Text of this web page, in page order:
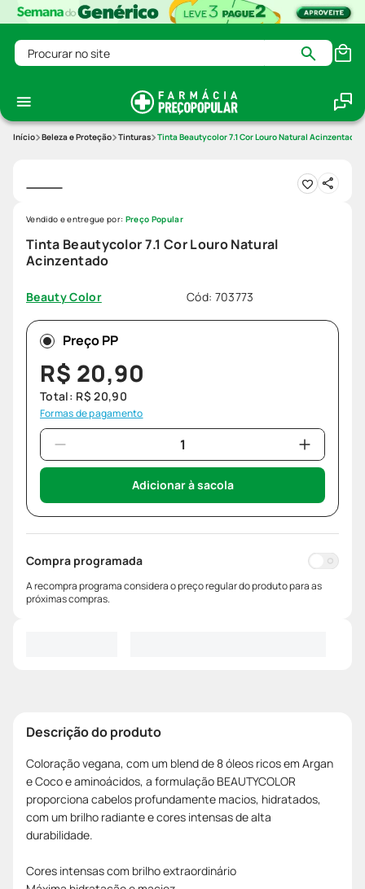
Procurar no site
Beleza e Proteção Tinturas Tinta Beautycolor 7.1 Cor Louro Natural Acinzentado
Tinta Beautycolor 7.1 Cor Louro Natural
Acinzentado
Beauty Color Cód: 703773
Vendido e entregue por: Preço Popular
Preço PP
R$ 20,90
Total: R$ 20,90
Formas de pagamento
Adicionar à sacola
Compra programada
A recompra programa considera o preço regular do produto para as
próximas compras.
Descrição do produto
Coloração vegana, com um blend de 8 óleos ricos em Argan
e Coco e aminoácidos, a formulação BEAUTYCOLOR
proporciona cabelos profundamente macios, hidratados,
com um brilho radiante e cores intensas de alta
durabilidade.
Cores intensas com brilho extraordinário